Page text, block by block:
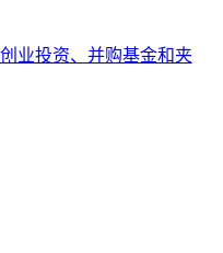
业投资、并购基金和夹